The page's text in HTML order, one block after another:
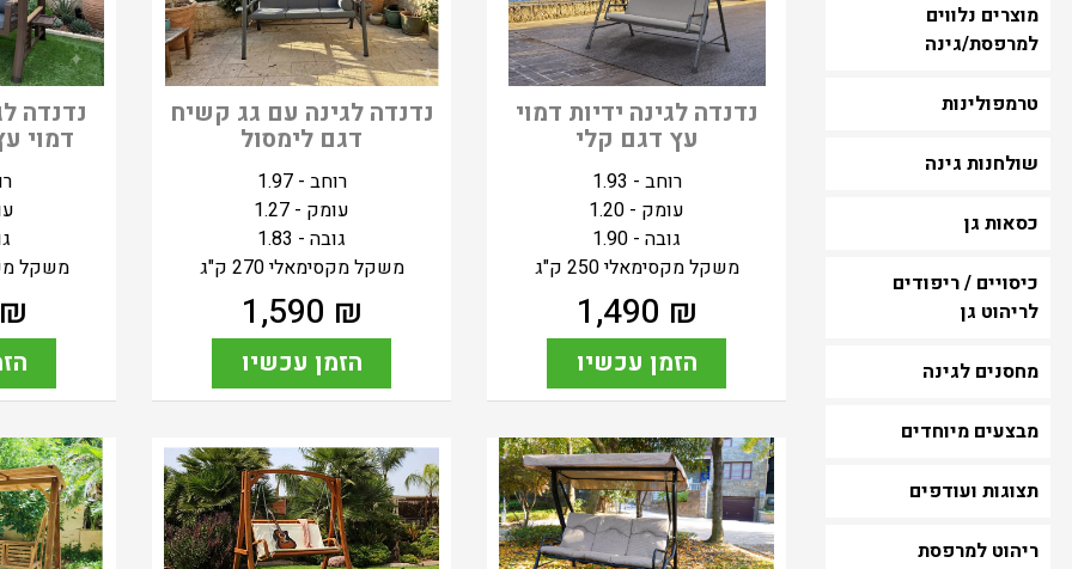
מוצרים נלווים
למרפסת/גינה
טרמפולינות
שולחנות גינה
כסאות גן
כיסויים / ריפודים
לריהוט גן
מחסנים לגינה
מבצעים מיוחדים
תצוגות ועודפים
ריהוט למרפסת
נדנדה לגינה ידיות דמוי
עץ דגם קלי
רוחב - 1.93
עומק - 1.20
גובה - 1.90
משקל מקסימאלי 250 ק"ג
₪
1,490
הזמן עכשיו
נדנדה לגינה עם גג קשיח
דגם לימסול
רוחב - 1.97
עומק - 1.27
גובה - 1.83
משקל מקסימאלי 270 ק"ג
₪
1,590
הזמן עכשיו
נדנדה
דמוי
משקל
₪